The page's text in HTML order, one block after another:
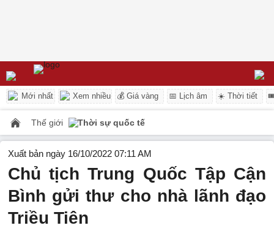
Mới nhất Xem nhiều 💰 Giá vàng 📅 Lịch âm ☀️ Thời tiết
Thế giới Thời sự quốc tế
Xuất bản ngày 16/10/2022 07:11 AM
Chủ tịch Trung Quốc Tập Cận
Bình gửi thư cho nhà lãnh đạo
Triều Tiên